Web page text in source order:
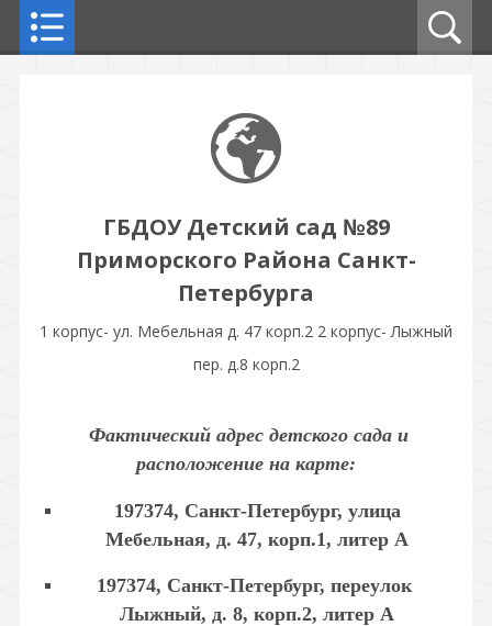
ГБДОУ Детский сад №89
Приморского Района Санкт-
Петербурга
1 корпус- ул. Мебельная д. 47 корп.2 2 корпус- Лыжный
пер. д.8 корп.2
Фактический адрес детского сада и
расположение на карте:
197374, Санкт-Петербург, улица
Мебельная, д. 47, корп.1, литер А
197374, Санкт-Петербург, переулок
Лыжный, д. 8, корп.2, литер А